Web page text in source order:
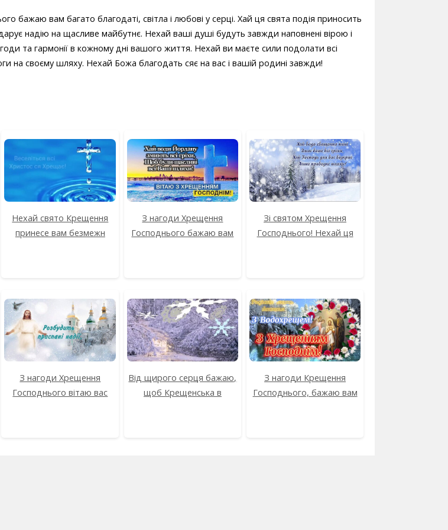
бажаю вам багато благодаті, світла і любові у серці. Хай ця свята подія приносить
надію на щасливе майбутнє. Нехай ваші душі будуть завжди наповнені вірою і
та гармонії в кожному дні вашого життя. Нехай ви маєте сили подолати всі
на своєму шляху. Нехай Божа благодать сяє на вас і вашій родині завжди!
Нехай свято Крещення
принесе вам безмежн
З нагоди Хрещення
Господнього бажаю вам
Зі святом Хрещення
Господнього! Нехай ця
З нагоди Хрещення
Господнього вітаю вас
Від щирого серця бажаю,
щоб Крещенська в
З нагоди Крещення
Господнього, бажаю вам